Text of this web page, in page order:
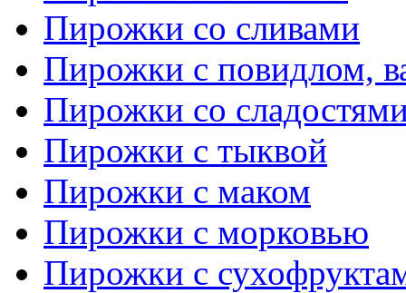
Пирожки со сливами
Пирожки с повидлом,
Пирожки со
Пирожки с тыквой
Пирожки с маком
Пирожки с морковью
Пирожки с